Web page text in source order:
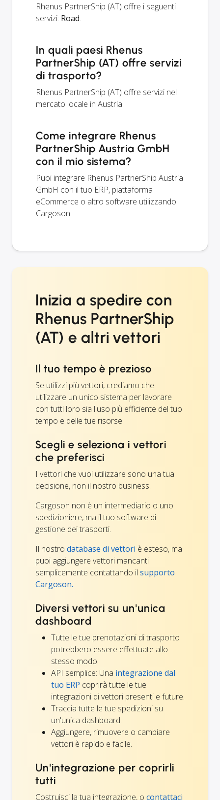
Rhenus PartnerShip (AT) offre i seguenti
servizi: Road.
In quali paesi Rhenus
PartnerShip (AT) offre servizi
di trasporto?
Rhenus PartnerShip (AT) offre servizi nel
mercato locale in Austria.
Come integrare Rhenus
PartnerShip Austria GmbH
con il mio sistema?
Puoi integrare Rhenus PartnerShip Austria
GmbH con il tuo ERP, piattaforma
eCommerce o altro software utilizzando
Cargoson.
Inizia a spedire con
Rhenus PartnerShip
(AT) e altri vettori
Il tuo tempo è prezioso
Se utilizzi più vettori, crediamo che
utilizzare un unico sistema per lavorare
con tutti loro sia l'uso più efficiente del tuo
tempo e delle tue risorse.
Scegli e seleziona i vettori
che preferisci
I vettori che vuoi utilizzare sono una tua
decisione, non il nostro business.
Cargoson non è un intermediario o uno
spedizioniere, ma il tuo software di
gestione dei trasporti.
Il nostro database di vettori è esteso, ma
puoi aggiungere vettori mancanti
semplicemente contattando il supporto
Cargoson.
Diversi vettori su un'unica
dashboard
Tutte le tue prenotazioni di trasporto
potrebbero essere effettuate allo
stesso modo.
API semplice: Una integrazione dal
tuo ERP coprirà tutte le tue
integrazioni di vettori presenti e future.
Traccia tutte le tue spedizioni su
un'unica dashboard.
Aggiungere, rimuovere o cambiare
vettori è rapido e facile.
Un'integrazione per coprirli
tutti
Costruisci la tua integrazione, o contattaci